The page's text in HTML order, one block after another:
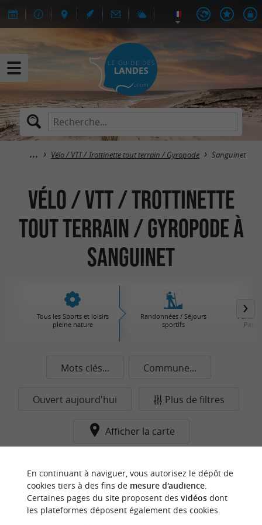
Vélo / VTT / Trottinette tout terrain / Gyropode Sanguinet
Vélo / VTT / Trottinette
tout terrain / Gyropode à
Sanguinet
Tous les Sports et loisirs
pleine nature
Randonnées / Séjours
sportifs
Parcs
Mots clés... Commune...
Ouvert aujourd'hui Plus de filtres
Afficher la carte
commune pour le moment...
En continuant à naviguer, vous autorisez le dépôt de
cookies tiers à des fins de mesure d'audience.
Certaines pages du site proposent des vidéosdont
les plateformes déposent également des cookies.